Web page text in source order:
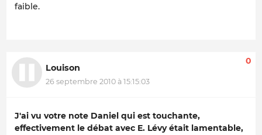
faible.
Louison
26 septembre 2010 à 15:15:03
0
J'ai vu votre note Daniel qui est touchante,
effectivement le débat avec E. Lévy était lamentable,